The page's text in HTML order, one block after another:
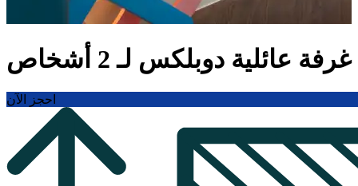
غرفة عائلية دوبلكس لـ 2 أشخاص
احجز الآن